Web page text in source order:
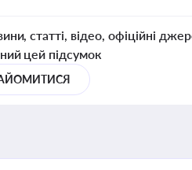
статті, відео, офіційні
цей підсумок